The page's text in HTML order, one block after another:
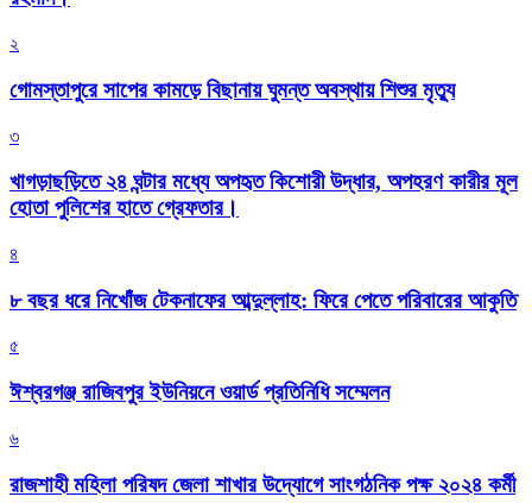
২
গোমস্তাপুরে সাপের কামড়ে বিছানায় ঘুমন্ত অবস্থায় শিশুর মৃত্যু
৩
খাগড়াছড়িতে ২৪ ঘন্টার মধ্যে অপহৃত কিশোরী উদ্ধার, অপহরণ কারীর মূল
হোতা পুলিশের হাতে গ্রেফতার।
৪
৮ বছর ধরে নিখোঁজ টেকনাফের আব্দুল্লাহ: ফিরে পেতে পরিবারের আকুতি
৫
ঈশ্বরগঞ্জ রাজিবপুর ইউনিয়নে ওয়ার্ড প্রতিনিধি সম্মেলন
৬
রাজশাহী মহিলা পরিষদ জেলা শাখার উদ্যোগে সাংগঠনিক পক্ষ ২০২৪ কর্মী